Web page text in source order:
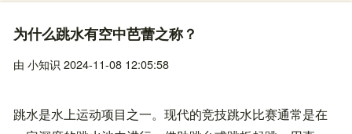
为什么跳水有空中芭蕾之称？
由 小知识 2024-11-08 12:05:58
跳水是水上运动项目之一。现代的竞技跳水比赛通常是在